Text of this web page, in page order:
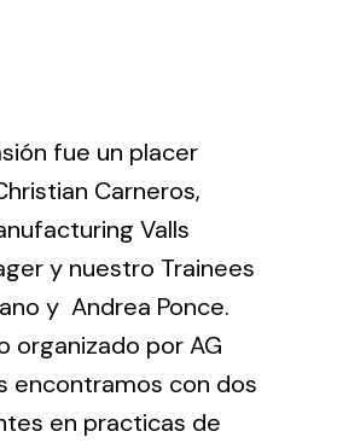
fue un placer
Carneros,
Valls
y nuestro Trainees
y Andrea Ponce.
organizado por AG
encontramos con dos
en practicas de